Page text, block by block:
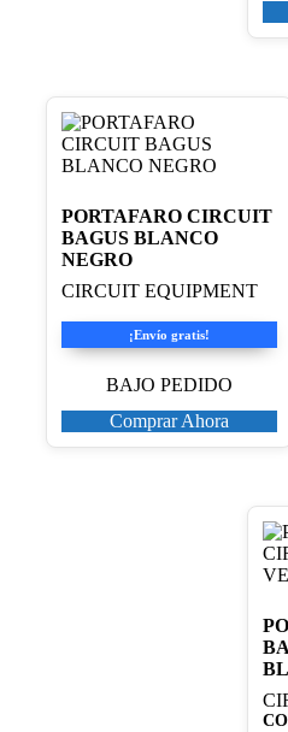
PORTAFARO CIRCUIT
BAGUS BLANCO
NEGRO
CIRCUIT EQUIPMENT
¡Envío gratis!
BAJO PEDIDO
Comprar Ahora